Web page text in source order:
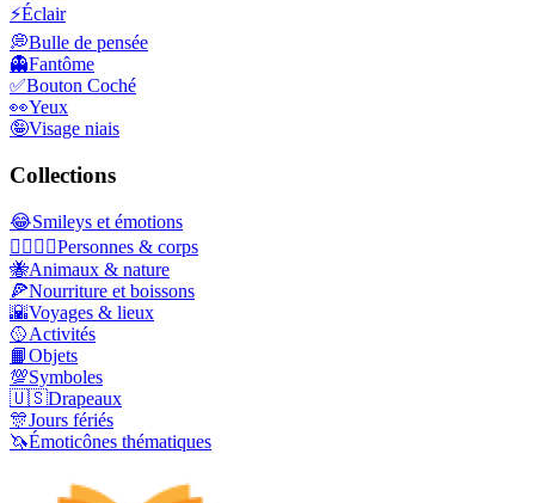
⚡Éclair
💭Bulle de pensée
👻Fantôme
✅Bouton Coché
👀Yeux
🤪Visage niais
Collections
😂Smileys et émotions
👩‍❤️‍💋‍👨Personnes & corps
🐝Animaux & nature
🍕Nourriture et boissons
🌇Voyages & lieux
🥎Activités
📙Objets
💯Symboles
🇺🇸Drapeaux
🎊Jours fériés
🦄Émoticônes thématiques